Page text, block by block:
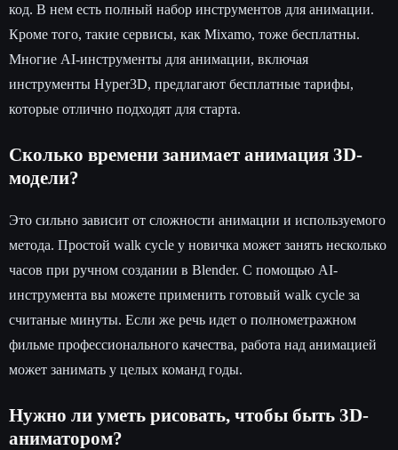
код. В нем есть полный набор инструментов для анимации.
Кроме того, такие сервисы, как Mixamo, тоже бесплатны.
Многие AI-инструменты для анимации, включая
инструменты Hyper3D, предлагают бесплатные тарифы,
которые отлично подходят для старта.
Сколько времени занимает анимация 3D-
модели?
Это сильно зависит от сложности анимации и используемого
метода. Простой walk cycle у новичка может занять несколько
часов при ручном создании в Blender. С помощью AI-
инструмента вы можете применить готовый walk cycle за
считаные минуты. Если же речь идет о полнометражном
фильме профессионального качества, работа над анимацией
может занимать у целых команд годы.
Нужно ли уметь рисовать, чтобы быть 3D-
аниматором?